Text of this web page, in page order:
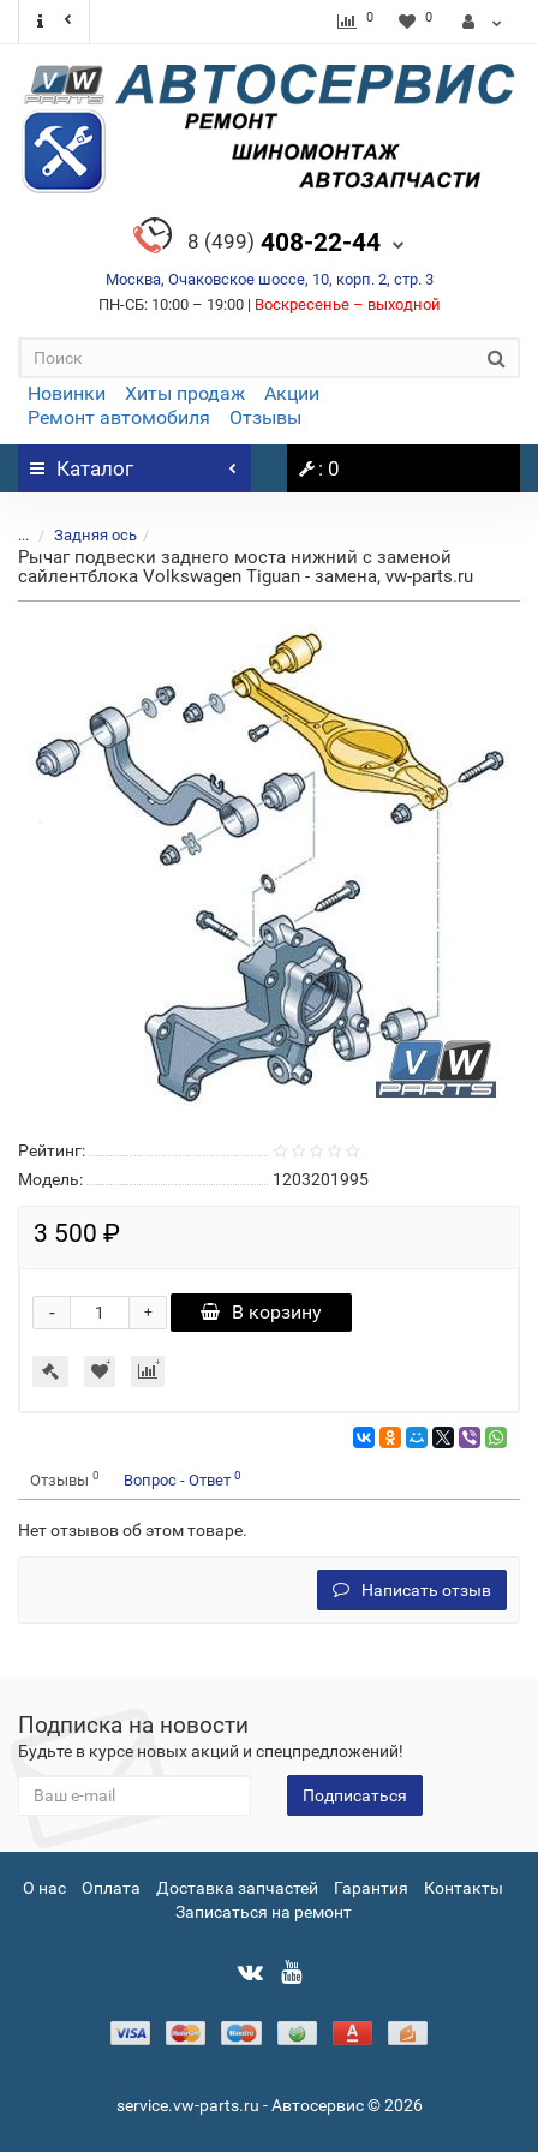
0 0
8 (499) 408-22-44
Москва, Очаковское шоссе, 10, корп. 2, стр. 3
ПН-СБ: 10:00 – 19:00 | Воскресенье – выходной
Новинки Хиты продаж
Акции
Ремонт автомобиля
Отзывы
Каталог : 0
... Задняя ось
Рычаг подвески заднего моста нижний с заменой
сайлентблока Volkswagen Tiguan - замена, vw-parts.ru
Рейтинг:
Модель:
1203201995
3 500 ₽
+
- В корзину
Отзывы 0 Вопрос - Ответ 0
Нет отзывов об этом товаре.
Написать отзыв
Подписка на новости
Будьте в курсе новых акций и спецпредложений!
Подписаться
О нас Оплата Доставка запчастей Гарантия
Контакты
Записаться на ремонт
service.vw-parts.ru - Автосервис © 2026